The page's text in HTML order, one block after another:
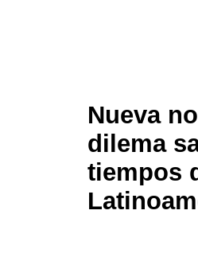
Nueva
dilema
tiempos